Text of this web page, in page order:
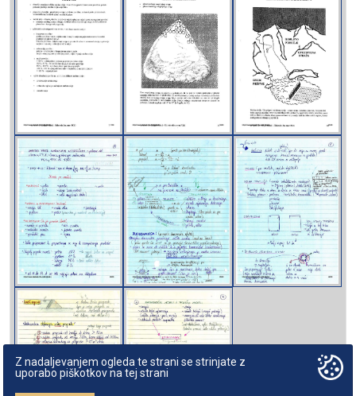
Z nadaljevanjem ogleda te strani se strinjate z
uporabo piškotkov na tej strani